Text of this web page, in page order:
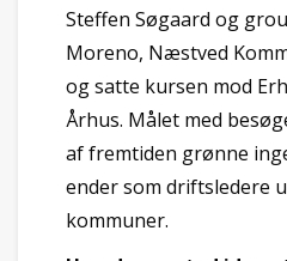
Steffen Søgaard og
Moreno, Næstved
og satte kursen mod
Århus. Målet med
af fremtiden grønne
ender som driftsledere
kommuner.